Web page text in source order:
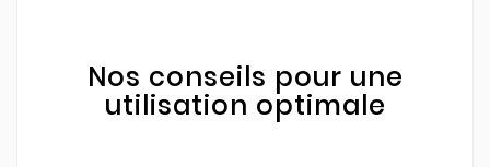
Nos conseils pour une
utilisation optimale